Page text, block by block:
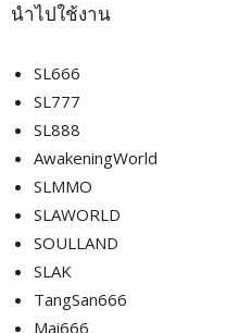
นำไปใช้งาน
SL666
SL777
SL888
AwakeningWorld
SLMMO
SLAWORLD
SOULLAND
SLAK
TangSan666
Mai666